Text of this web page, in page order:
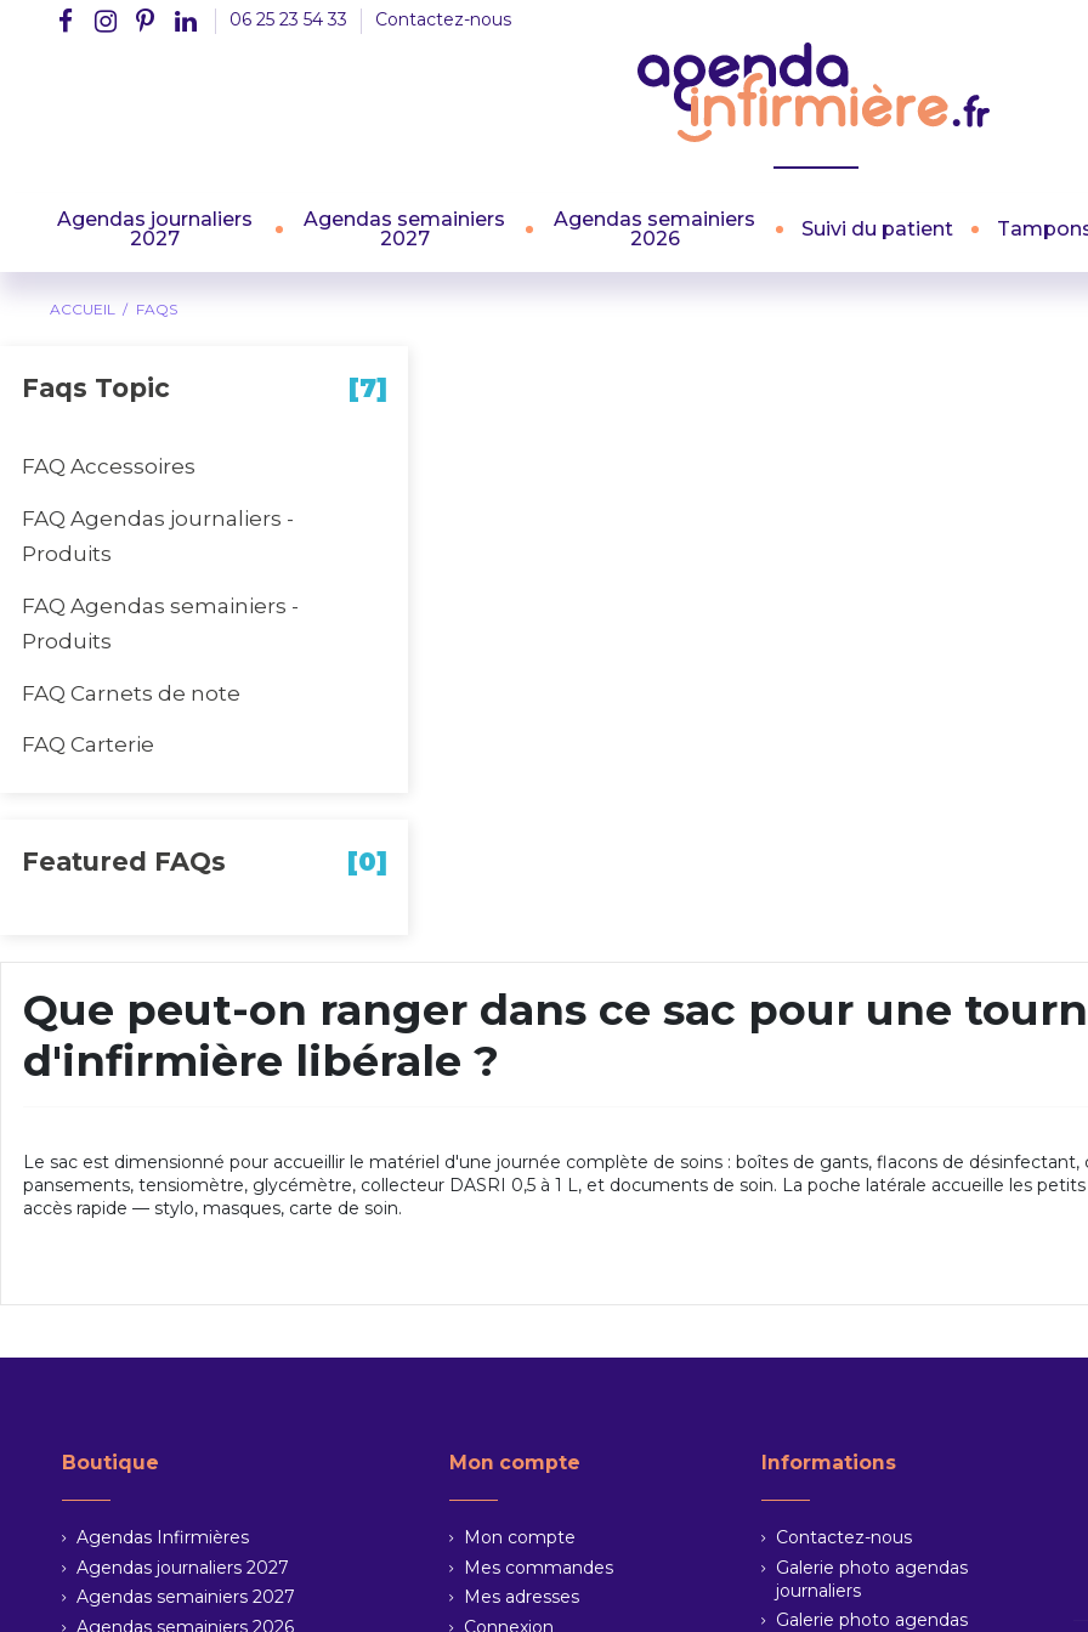
06 25 23 54 33 Contactez-nous
Agendas journaliers
2027
Agendas semainiers
2027
Agendas semainiers
2026
Suivi du patient
ACCUEIL FAQS
Faqs Topic [7]
FAQ Accessoires
FAQ Agendas journaliers -
Produits
FAQ Agendas semainiers -
Produits
FAQ Carnets de note
FAQ Carterie
Featured FAQs [0]
Que peut-on ranger dans ce sac pour une
d'infirmière libérale ?
Le sac est dimensionné pour accueillir le matériel d'une journée complète de soins : boîtes de gants, flacons de désinfectant,
pansements, tensiomètre, glycémètre, collecteur DASRI 0,5 à 1 L, et documents de soin. La poche latérale accueille les petits
accès rapide — stylo, masques, carte de soin.
Boutique
Agendas Infirmières
Agendas journaliers 2027
Agendas semainiers 2027
Agendas semainiers 2026
Mon compte
Mon compte
Mes commandes
Mes adresses
Connexion
Informations
Contactez-nous
Galerie photo agendas
journaliers
Galerie photo agendas